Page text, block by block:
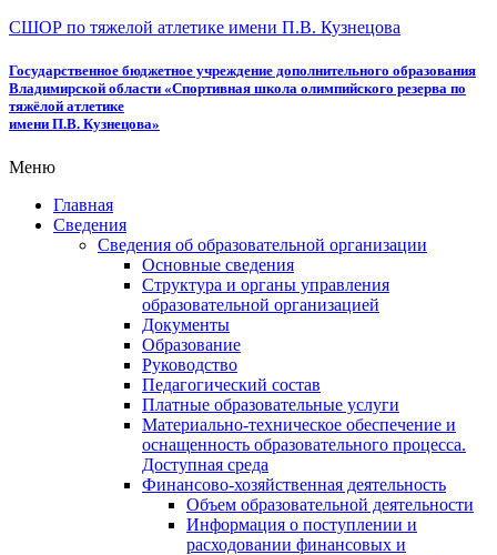
СШОР по тяжелой атлетике имени П.В. Кузнецова
Государственное бюджетное учреждение дополнительного образования
Владимирской области «Спортивная школа олимпийского резерва по
тяжёлой атлетике
имени П.В. Кузнецова»
Меню
Главная
Сведения
Сведения об образовательной организации
Основные сведения
Структура и органы управления
образовательной организацией
Документы
Образование
Руководство
Педагогический состав
Платные образовательные услуги
Материально-техническое обеспечение и
оснащенность образовательного процесса.
Доступная среда
Финансово-хозяйственная деятельность
Объем образовательной деятельности
Информация о поступлении и
расходовании финансовых и